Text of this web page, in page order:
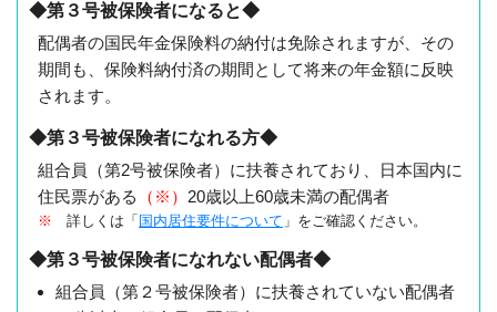
◆第３号被保険者になると◆
配偶者の国民年金保険料の納付は免除されますが、その
期間も、保険料納付済の期間として将来の年金額に反映
されます。
◆第３号被保険者になれる方◆
組合員（第2号被保険者）に扶養されており、日本国内に
住民票がある
（※） 20歳以上60歳未満の配偶者
※ 詳しくは「 国内居住要件について 」をご確認ください。
◆第３号被保険者になれない配偶者◆
組合員（第２号被保険者）に扶養されていない配偶者